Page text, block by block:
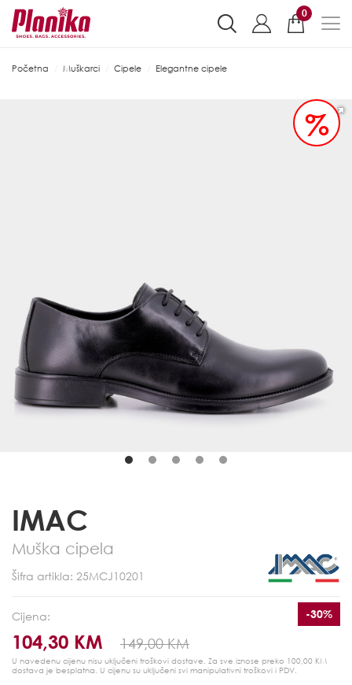
0
Početna Muškarci Cipele Elegantne cipele
%
IMAC
Muška cipela
Šifra artikla: 25MCJ10201
Cijena:
104,30 KM 149,00 KM
-30%
U navedenu cijenu nisu uključeni troškovi dostave. Za sve iznose preko 100,00 KM
dostava je besplatna. U cijenu su uključeni svi manipulativni troškovi i PDV.